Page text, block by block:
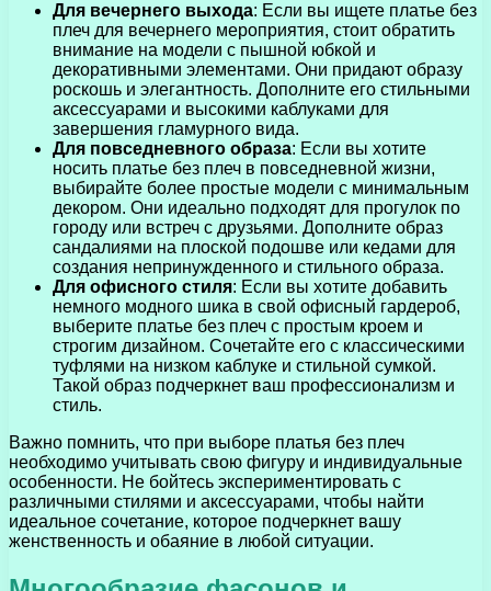
Для вечернего выхода: Если вы ищете платье без
плеч для вечернего мероприятия, стоит обратить
внимание на модели с пышной юбкой и
декоративными элементами. Они придают образу
роскошь и элегантность. Дополните его стильными
аксессуарами и высокими каблуками для
завершения гламурного вида.
Для повседневного образа: Если вы хотите
носить платье без плеч в повседневной жизни,
выбирайте более простые модели с минимальным
декором. Они идеально подходят для прогулок по
городу или встреч с друзьями. Дополните образ
сандалиями на плоской подошве или кедами для
создания непринужденного и стильного образа.
Для офисного стиля: Если вы хотите добавить
немного модного шика в свой офисный гардероб,
выберите платье без плеч с простым кроем и
строгим дизайном. Сочетайте его с классическими
туфлями на низком каблуке и стильной сумкой.
Такой образ подчеркнет ваш профессионализм и
стиль.
Важно помнить, что при выборе платья без плеч
необходимо учитывать свою фигуру и индивидуальные
особенности. Не бойтесь экспериментировать с
различными стилями и аксессуарами, чтобы найти
идеальное сочетание, которое подчеркнет вашу
женственность и обаяние в любой ситуации.